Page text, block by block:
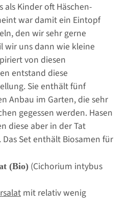
als Kinder oft Häschen-
war damit ein Eintopf
den wir sehr gerne
wir uns dann wie kleine
von diesen
entstand diese
Sie enthält fünf
Anbau im Garten, die sehr
gegessen werden. Hasen
diese aber in der Tat
Set enthält Biosamen für
(Bio) (Cichorium intybus
mit relativ wenig